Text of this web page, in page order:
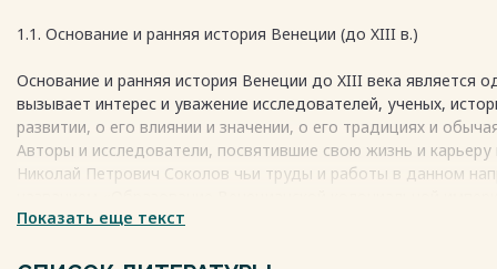
1.1. Основание и ранняя история Венеции (до XIII в.)
Основание и ранняя история Венеции до XIII века является
вызывает интерес и уважение исследователей, ученых,
развитии, о его влиянии и значении, о его традициях и
Авторы и исследователи, посвятившие свою жизнь и
Николай Петрович Соколов чьи труды и работы в данном
глубокие корни и сильное влияние на современный мир и
Показать еще текст